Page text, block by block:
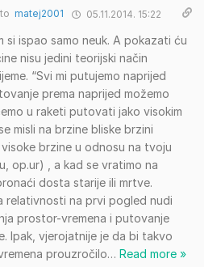
matej2001 05.11.2014. 15:22
si ispao samo neuk. A pokazati ću
nisu jedini teorijski način
“Svi mi putujemo naprijed
prema naprijed možemo
u raketi putovati jako visokim
misli na brzine bliske brzini
brzine u odnosu na tvoju
op.ur) , a kad se vratimo na
dosta starije ili mrtve.
relativnosti na prvi pogled nudi
prostor-vremena i putovanje
Ipak, vjerojatnije je da bi takvo
prouzročilo… Read more »